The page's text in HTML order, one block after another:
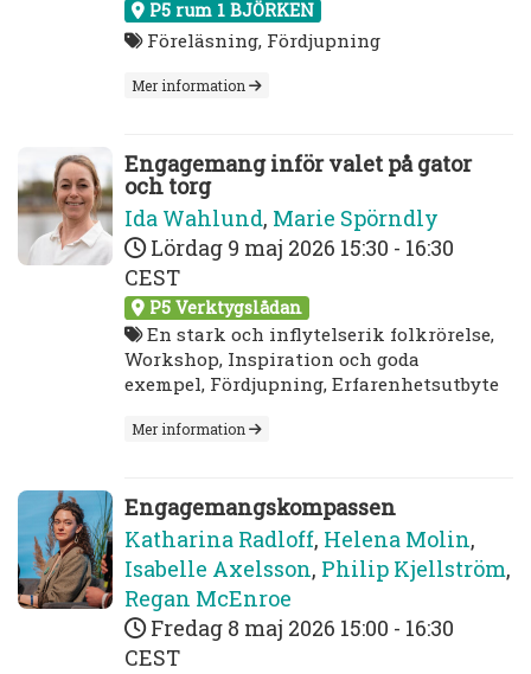
P5 rum 1 BJÖRKEN
Föreläsning, Fördjupning
Mer information
Engagemang inför valet på gator
och torg
Ida Wahlund, Marie Spörndly
Lördag 9 maj 2026 15:30 - 16:30
CEST
P5 Verktygslådan
En stark och inflytelserik folkrörelse,
Workshop, Inspiration och goda
exempel, Fördjupning, Erfarenhetsutbyte
Mer information
Engagemangskompassen
Katharina Radloff, Helena Molin,
Isabelle Axelsson, Philip Kjellström,
Regan McEnroe
Fredag 8 maj 2026 15:00 - 16:30
CEST